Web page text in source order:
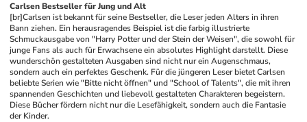
Carlsen Bestseller für Jung und Alt
[br]Carlsen ist bekannt für seine Bestseller, die Leser jeden Alters in ihren
Bann ziehen. Ein herausragendes Beispiel ist die farbig illustrierte
Schmuckausgabe von "Harry Potter und der Stein der Weisen", die sowohl für
junge Fans als auch für Erwachsene ein absolutes Highlight darstellt. Diese
wunderschön gestalteten Ausgaben sind nicht nur ein Augenschmaus,
sondern auch ein perfektes Geschenk. Für die jüngeren Leser bietet Carlsen
beliebte Serien wie "Bitte nicht öffnen" und "School of Talents", die mit ihren
spannenden Geschichten und liebevoll gestalteten Charakteren begeistern.
Diese Bücher fördern nicht nur die Lesefähigkeit, sondern auch die Fantasie
der Kinder.